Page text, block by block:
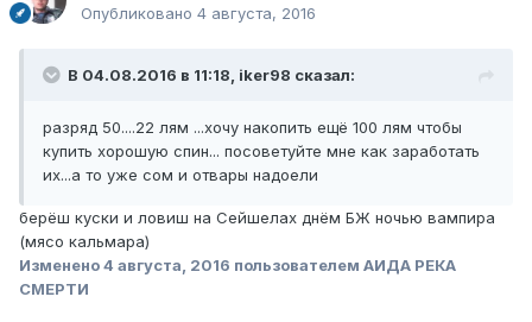
Опубликовано 4 августа, 2016
В 04.08.2016 в 11:18, iker98 сказал:
разряд 50....22 лям ...хочу накопить ещё 100 лям чтобы
купить хорошую спин... посоветуйте мне как заработать
их...а то уже сом и отвары надоели
берёш куски и ловиш на Сейшелах днём БЖ ночью вампира
(мясо кальмара)
Изменено4 августа, 2016 пользователем АИДА РЕКА
СМЕРТИ